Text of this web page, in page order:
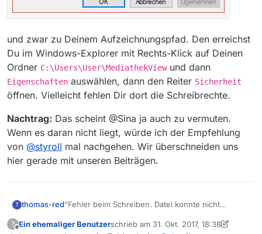
und zwar zu Deinem Aufzeichnungspfad. Den erreichst
Du im Windows-Explorer mit Rechts-Klick auf Deinen
Ordner C:\Users\User\MediathekViewund dann
Eigenschaften auswählen, dann den Reiter Sicherheit
öffnen. Vielleicht fehlen Dir dort die Schreibrechte.
Nachtrag: Das scheint @Sina ja auch zu vermuten.
Wenn es daran nicht liegt, würde ich der Empfehlung
von @styroll mal nachgehen. Wir überschneiden uns
hier gerade mit unseren Beiträgen.
T thomas-red“Fehler beim Schreiben. Datei konnte nicht
Ich bekomme dies nach Laden der Filmliste
? Ein ehemaliger Benutzerschrieb am 31. Okt. 2017, 18:38
zuletzt editiert von Ein ehemaliger